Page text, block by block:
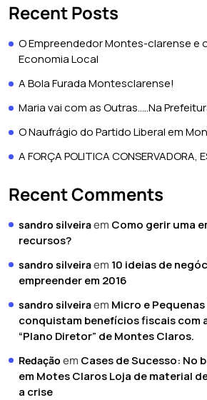
Recent Posts
O Empreendedor Montes-clarense e
Economia Local
A Bola Furada Montesclarense!
Maria vai com as Outras…..Na
O Naufrágio do Partido Liberal em
A FORÇA POLITICA CONSERVADORA,
Recent Comments
sandro silveiraem Como gerir uma
recursos?
sandro silveiraem 10 ideias de
empreender em 2016
sandro silveiraem Micro e
conquistam benefícios fiscais com
“Plano Diretor” de Montes Claros.
Redação em Cases de Sucesso: No
em Motes Claros Loja de material
a crise